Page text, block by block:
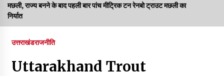
Minorities Rights Day : विश्व अल्पसंख्यक अधिकार दिवस
पर रखने की घोषणा
September 7, 2023
मछली, राज्य बनने के बाद पहली बार पांच मीट्रिक टन रेनबो ट्राउट मछली का
निर्यात
उत्तराखंडराजनीति
Uttarakhand Trout